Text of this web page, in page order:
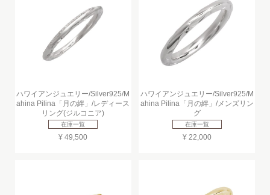
ハワイアンジュエリー/Silver925/M
ahina Pilina「月の絆」/レディース
リング(ジルコニア)
在庫一覧
¥ 49,500
ハワイアンジュエリー/Silver925/M
ahina Pilina「月の絆」/メンズリン
グ
在庫一覧
¥ 22,000